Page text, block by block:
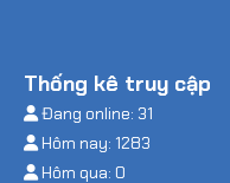
Thống kê truy cập
Đang online: 31
Hôm nay: 1283
Hôm qua: 0